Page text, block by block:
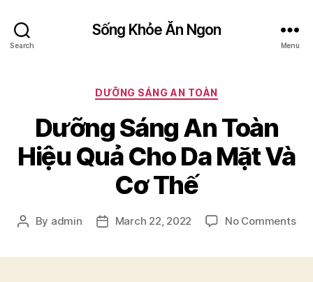
Search
Sống Khỏe Ăn Ngon
Menu
Categories
DƯỠNG SÁNG AN TOÀN
Dưỡng Sáng An Toàn
Hiệu Quả Cho Da Mặt Và
Cơ Thế
Post
By admin
PostMarch 22, 2022 No Commentson